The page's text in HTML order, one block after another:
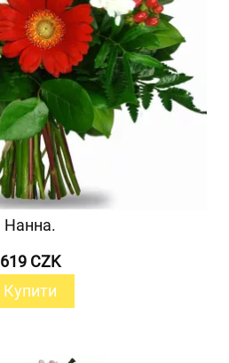
Нанна.
619 CZK
Купити